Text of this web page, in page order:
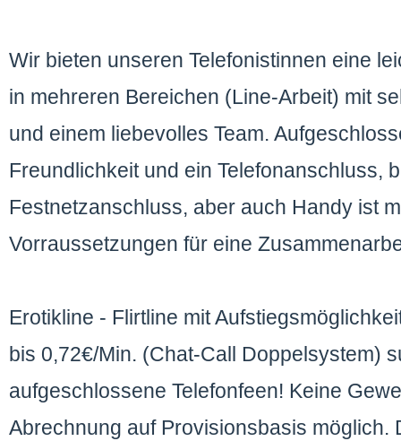
Wir bieten unseren Telefonistinnen eine
in mehreren Bereichen (Line-Arbeit) mit
und einem liebevolles Team.
Freundlichkeit und ein Telefonanschluss,
Festnetzanschluss, aber auch Handy ist
Vorraussetzungen für eine
Erotikline - Flirtline mit
bis 0,72€/Min. (Chat-Call Doppelsystem)
aufgeschlossene Telefonfeen! Keine
Abrechnung auf Provisionsbasis